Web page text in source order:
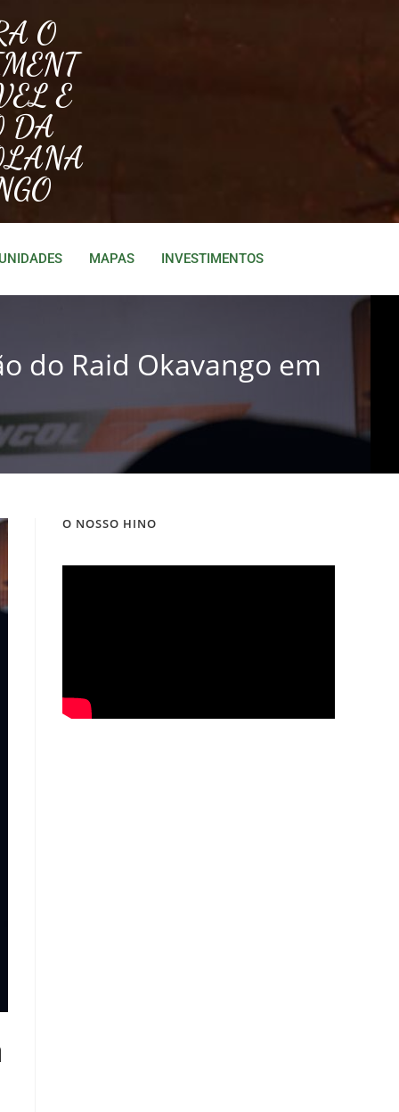
O
E
DA
MAPAS INVESTIMENTOS
do Raid Okavango em
O NOSSO HINO